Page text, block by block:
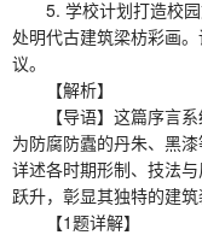
5. 学校计划打造校园
处明代古建筑梁枋彩画
议。
【解析】
【导语】这篇序言系
为防腐防蠹的丹朱、黑
详述各时期形制、技法
跃升，彰显其独特的建筑
【1题详解】